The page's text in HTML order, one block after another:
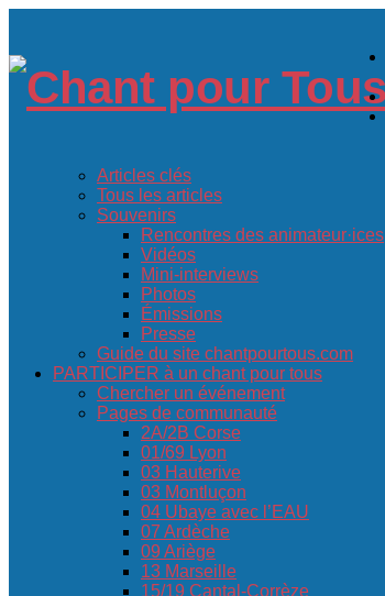
content
Articles clés
Tous les articles
Souvenirs
Rencontres des animateur·ices
Vidéos
Mini-interviews
Photos
Émissions
Presse
Guide du site chantpourtous.com
PARTICIPER à un chant pour tous
Chercher un événement
Pages de communauté
2A/2B Corse
01/69 Lyon
03 Hauterive
03 Montluçon
04 Ubaye avec l’EAU
07 Ardèche
09 Ariège
13 Marseille
15/19 Cantal-Corrèze